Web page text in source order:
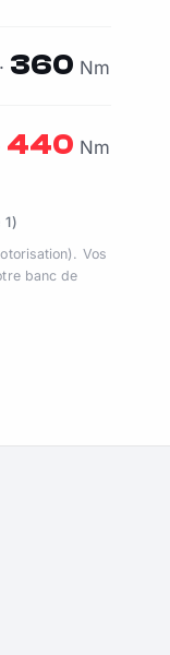
360 Nm
440 Nm
1)
Vos
banc de